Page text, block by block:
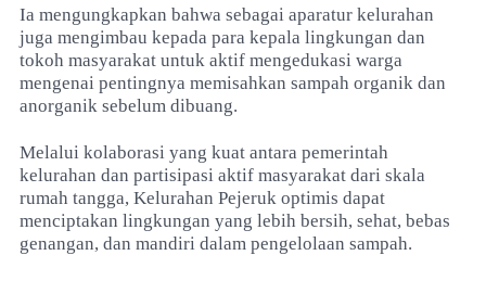
Ia mengungkapkan bahwa sebagai aparatur kelurahan
juga mengimbau kepada para kepala lingkungan dan
tokoh masyarakat untuk aktif mengedukasi warga
mengenai pentingnya memisahkan sampah organik dan
anorganik sebelum dibuang.
Melalui kolaborasi yang kuat antara pemerintah
kelurahan dan partisipasi aktif masyarakat dari skala
rumah tangga, Kelurahan Pejeruk optimis dapat
menciptakan lingkungan yang lebih bersih, sehat, bebas
genangan, dan mandiri dalam pengelolaan sampah.